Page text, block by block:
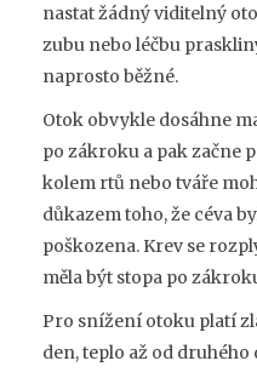
nastat žádný viditelný
zubu nebo léčbu
naprosto běžné.
Otok obvykle dosáhne
po zákroku a pak začne
kolem rtů nebo tváře
důkazem toho, že céva
poškozena. Krev se
měla být stopa po
Pro snížení otoku platí
den, teplo až od druhého